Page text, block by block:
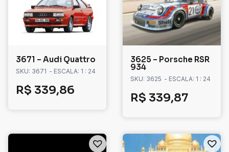
3671 – Audi Quattro
SKU: 3671 - ESCALA: 1 : 24
R$ 339,86
3625 – Porsche RSR
934
SKU: 3625 - ESCALA: 1 : 24
R$ 339,87